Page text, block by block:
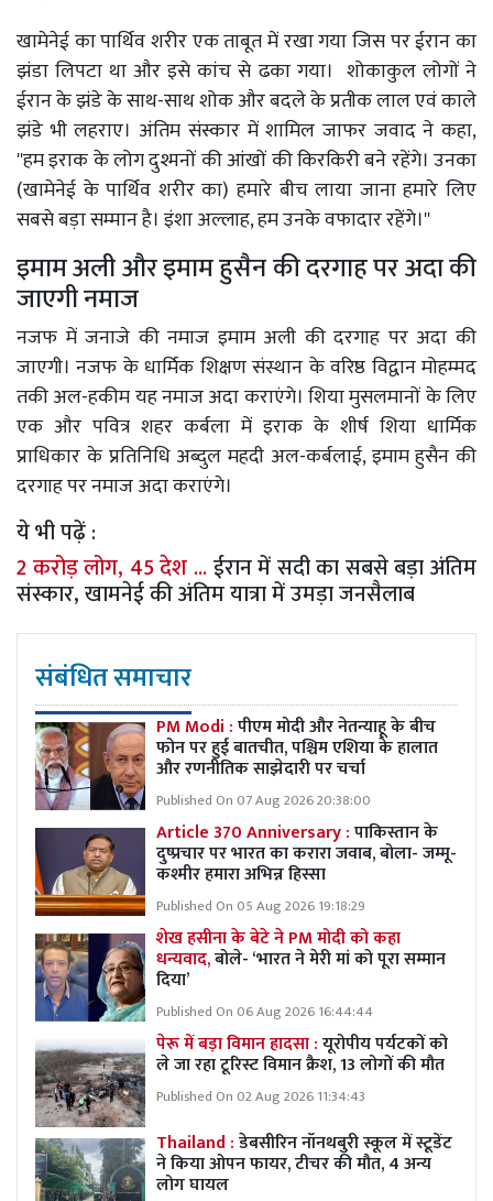
खामेनेई का पार्थिव शरीर एक ताबूत में रखा गया जिस पर ईरान का
झंडा लिपटा था और इसे कांच से ढका गया। शोकाकुल लोगों ने
ईरान के झंडे के साथ-साथ शोक और बदले के प्रतीक लाल एवं काले
झंडे भी लहराए। अंतिम संस्कार में शामिल जाफर जवाद ने कहा,
''हम इराक के लोग दुश्मनों की आंखों की किरकिरी बने रहेंगे। उनका
(खामेनेई के पार्थिव शरीर का) हमारे बीच लाया जाना हमारे लिए
सबसे बड़ा सम्मान है। इंशा अल्लाह, हम उनके वफादार रहेंगे।''
इमाम अली और इमाम हुसैन की दरगाह पर अदा की
जाएगी नमाज
नजफ में जनाजे की नमाज इमाम अली की दरगाह पर अदा की
जाएगी। नजफ के धार्मिक शिक्षण संस्थान के वरिष्ठ विद्वान मोहम्मद
तकी अल-हकीम यह नमाज अदा कराएंगे। शिया मुसलमानों के लिए
एक और पवित्र शहर कर्बला में इराक के शीर्ष शिया धार्मिक
प्राधिकार के प्रतिनिधि अब्दुल महदी अल-कर्बलाई, इमाम हुसैन की
दरगाह पर नमाज अदा कराएंगे।
ये भी पढ़ें :
2 करोड़ लोग, 45 देश ...ईरान में सदी का सबसे बड़ा अंतिम
संस्कार, खामनेई की अंतिम यात्रा में उमड़ा जनसैलाब
संबंधित समाचार
PM Modi :पीएम मोदी और नेतन्याहू के बीच
फोन पर हुई बातचीत, पश्चिम एशिया के हालात
और रणनीतिक साझेदारी पर चर्चा
Published On 07 Aug 2026 20:38:00
Article 370 Anniversary :पाकिस्तान के
दुष्प्रचार पर भारत का करारा जवाब, बोला- जम्मू-
कश्मीर हमारा अभिन्न हिस्सा
Published On 05 Aug 2026 19:18:29
शेख हसीना के बेटे ने PM मोदी को कहा
धन्यवाद,बोले- ‘भारत ने मेरी मां को पूरा सम्मान
दिया’
Published On 06 Aug 2026 16:44:44
पेरू में बड़ा विमान हादसा :यूरोपीय पर्यटकों को
ले जा रहा टूरिस्ट विमान क्रैश, 13 लोगों की मौत
Published On 02 Aug 2026 11:34:43
Thailand :डेबसीरिन नॉनथबुरी स्कूल में स्टूडेंट
ने किया ओपन फायर, टीचर की मौत, 4 अन्य
लोग घायल